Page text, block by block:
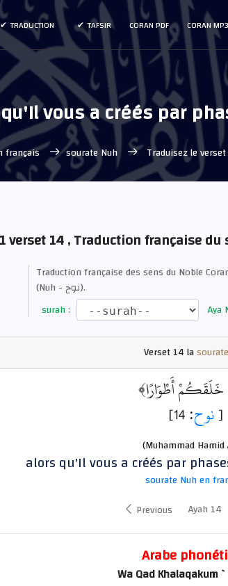
CORAN MP3
CORAN PDF
TAFSIR
TRADUCTION
vous a créés par
français sourate Nuh Traduisez le
verset 14 , Traduction française du
Traduction française des sens du Noble
(Nuh - نوح).
surah :
Aya
Verset14 la
أَطْوَارًا﴾
[نوح: 14]
(Muhammad Hamid
alors qu'Il vous a créés par
sourate Nuh en
Previous
Ayah 14
Arabe
Wa Qad Khalaqakum